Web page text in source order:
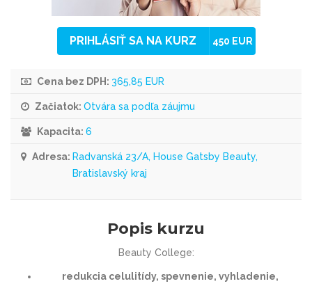
PRIHLÁSIŤ SA NA KURZ 450 EUR
Cena bez DPH: 365,85 EUR
Začiatok: Otvára sa podľa záujmu
Kapacita: 6
Adresa: Radvanská 23/A, House Gatsby Beauty,
Bratislavský kraj
Popis kurzu
Beauty College:
redukcia celulitídy, spevnenie, vyhladenie,